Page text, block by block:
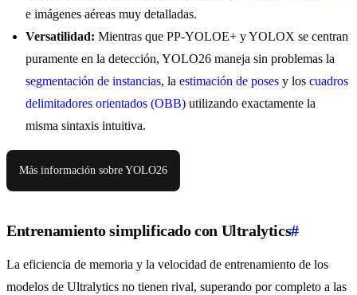
e imágenes aéreas muy detalladas.
Versatilidad: Mientras que PP-YOLOE+ y YOLOX se centran
puramente en la detección, YOLO26 maneja sin problemas la
segmentación de instancias, la estimación de poses y los cuadros
delimitadores orientados (OBB) utilizando exactamente la
misma sintaxis intuitiva.
Más información sobre YOLO26
Entrenamiento simplificado con Ultralytics#
La eficiencia de memoria y la velocidad de entrenamiento de los
modelos de Ultralytics no tienen rival, superando por completo a las